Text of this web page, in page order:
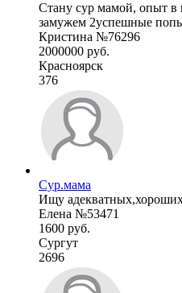
Стану сур мамой, опыт в
замужем 2успешные
Кристина №76296
2000000 руб.
Красноярск
376
Сур.мама
Ищу
Елена №53471
1600 руб.
Сургут
2696